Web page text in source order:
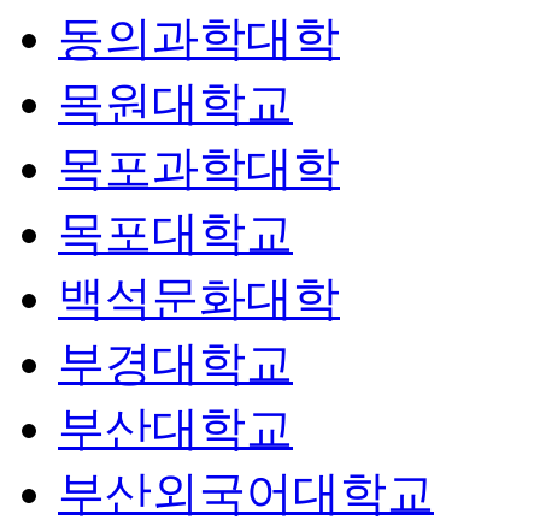
동의과학대학
목원대학교
목포과학대학
목포대학교
백석문화대학
부경대학교
부산대학교
부산외국어대학교